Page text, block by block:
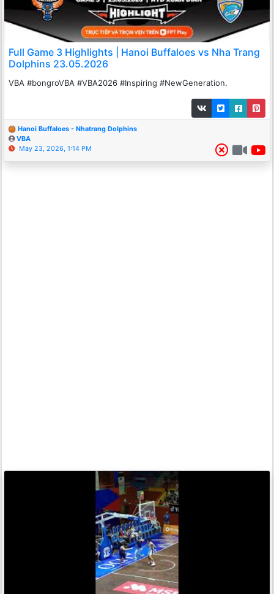
Full Game 3 Highlights | Hanoi Buffaloes vs Nha Trang
Dolphins 23.05.2026
VBA #bongroVBA #VBA2026 #Inspiring #NewGeneration.
Hanoi Buffaloes - Nhatrang Dolphins
VBA
May 23, 2026, 1:14 PM